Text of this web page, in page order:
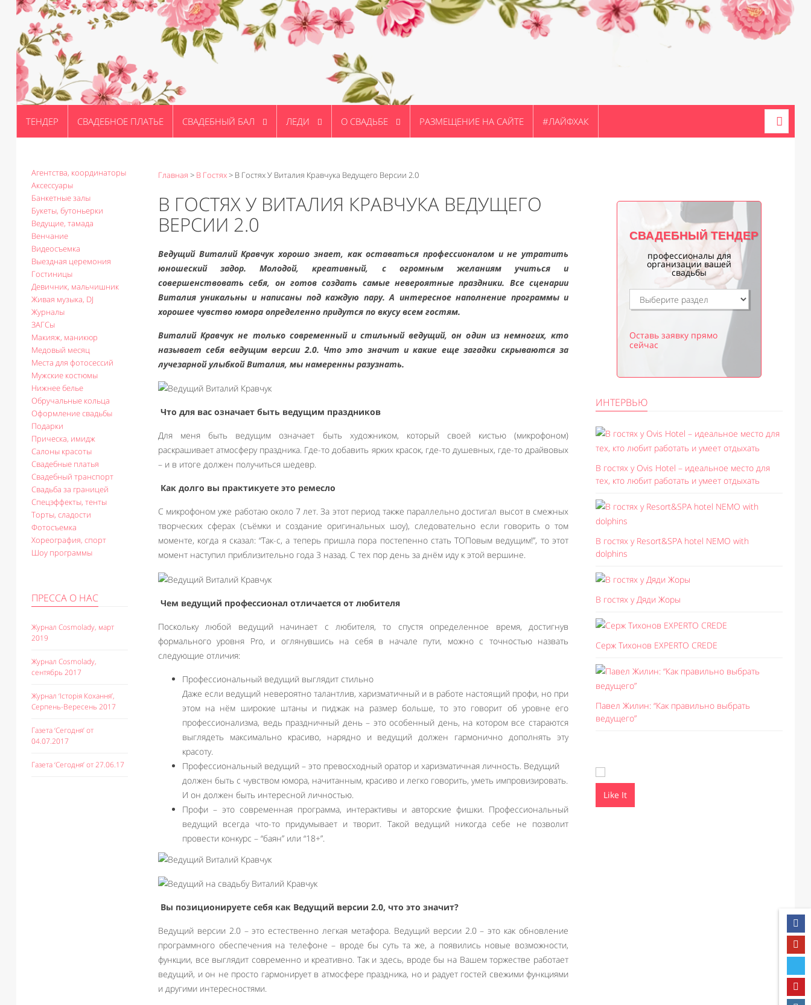
ТЕНДЕР СВАДЕБНОЕ ПЛАТЬЕ СВАДЕБНЫЙ БАЛ ЛЕДИ О СВАДЬБЕ РАЗМЕЩЕНИЕ НА САЙТЕ #ЛАЙФХАК
Агентства, координаторы
Аксессуары
Банкетные залы
Букеты, бутоньерки
Ведущие, тамада
Венчание
Видеосъемка
Выездная церемония
Гостиницы
Девичник, мальчишник
Живая музыка, DJ
Журналы
ЗАГСы
Макияж, маникюр
Медовый месяц
Места для фотосессий
Мужские костюмы
Нижнее белье
Обручальные кольца
Оформление свадьбы
Подарки
Прическа, имидж
Салоны красоты
Свадебные платья
Свадебный транспорт
Свадьба за границей
Спецэффекты, тенты
Торты, сладости
Фотосъемка
Хореография, спорт
Шоу программы
ПРЕССА О НАС
Журнал Cosmolady, март
2019
Журнал Cosmolady,
сентябрь 2017
Журнал ‘Історія Кохання’,
Серпень-Вересень 2017
Газета ‘Сегодня’ от
04.07.2017
Газета ‘Сегодня’ от 27.06.17
Главная > В Гостях> В Гостях У Виталия Кравчука Ведущего Версии 2.0
В ГОСТЯХ У ВИТАЛИЯ КРАВЧУКА ВЕДУЩЕГО
ВЕРСИИ 2.0
Ведущий Виталий Кравчук хорошо знает, как оставаться профессионалом и не утратить
юношеский задор. Молодой, креативный, с огромным желаниям учиться и
совершенствовать себя, он готов создать самые невероятные праздники. Все сценарии
Виталия уникальны и написаны под каждую пару. А интересное наполнение программы и
хорошее чувство юмора определенно придутся по вкусу всем гостям.
Виталий Кравчук не только современный и стильный ведущий, он один из немногих, кто
называет себя ведущим версии 2.0. Что это значит и какие еще загадки скрываются за
лучезарной улыбкой Виталия, мы намеренны разузнать.
Что для вас означает быть ведущим праздников
Для меня быть ведущим означает быть художником, который своей кистью (микрофоном)
раскрашивает атмосферу праздника. Где-то добавить ярких красок, где-то душевных, где-то драйвовых
– и в итоге должен получиться шедевр.
Как долго вы практикуете это ремесло
С микрофоном уже работаю около 7 лет. За этот период также параллельно достигал высот в смежных
творческих сферах (съёмки и создание оригинальных шоу), следовательно если говорить о том
моменте, когда я сказал: “Так-с, а теперь пришла пора постепенно стать ТОПовым ведущим!”, то этот
момент наступил приблизительно года 3 назад. С тех пор день за днём иду к этой вершине.
Чем ведущий профессионал отличается от любителя
Поскольку любой ведущий начинает с любителя, то спустя определенное время, достигнув
формального уровня Pro, и оглянувшись на себя в начале пути, можно с точностью назвать
следующие отличия:
Профессиональный ведущий выглядит стильно
Даже если ведущий невероятно талантлив, харизматичный и в работе настоящий профи, но при
этом на нём широкие штаны и пиджак на размер больше, то это говорит об уровне его
профессионализма, ведь праздничный день – это особенный день, на котором все стараются
выглядеть максимально красиво, нарядно и ведущий должен гармонично дополнять эту
красоту.
Профессиональный ведущий – это превосходный оратор и харизматичная личность. Ведущий
должен быть с чувством юмора, начитанным, красиво и легко говорить, уметь импровизировать.
И он должен быть интересной личностью.
Профи – это современная программа, интерактивы и авторские фишки. Профессиональный
ведущий всегда что-то придумывает и творит. Такой ведущий никогда себе не позволит
провести конкурс – “баян” или “18+”.
Вы позиционируете себя как Ведущий версии 2.0, что это значит?
Ведущий версии 2.0 – это естественно легкая метафора. Ведущий версии 2.0 – это как обновление
программного обеспечения на телефоне – вроде бы суть та же, а появились новые возможности,
функции, все выглядит современно и креативно. Так и здесь, вроде бы на Вашем торжестве работает
ведущий, и он не просто гармонирует в атмосфере праздника, но и радует гостей свежими функциями
и другими интересностями.
СВАДЕБНЫЙ ТЕНДЕР
профессионалы для
организации вашей
свадьбы
Оставь заявку прямо
сейчас
ИНТЕРВЬЮ
В гостях у Ovis Hotel – идеальное место для
тех, кто любит работать и умеет отдыхать
В гостях у Resort&SPA hotel NEMO with
dolphins
В гостях у Дяди Жоры
Серж Тихонов EXPERTO CREDE
Павел Жилин: “Как правильно выбрать
ведущего”
Like It